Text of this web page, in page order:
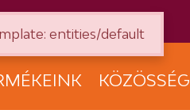
KÖZÖSSÉG
entities/default